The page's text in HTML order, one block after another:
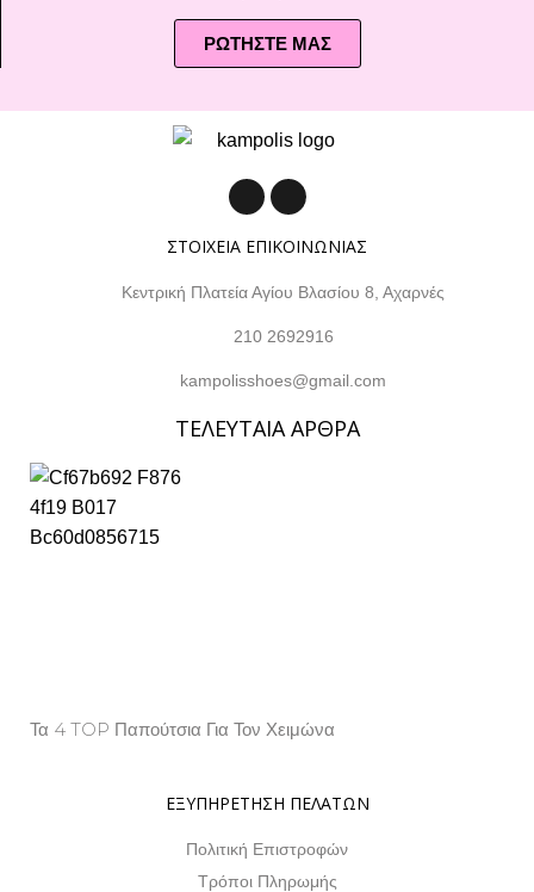
ΡΩΤΗΣΤΕ ΜΑΣ
ΣΤΟΙΧΕΙΑ ΕΠΙΚΟΙΝΩΝΙΑΣ
Κεντρική Πλατεία Αγίου Βλασίου 8, Αχαρνές
210 2692916
kampolisshoes@gmail.com
ΤΕΛΕΥΤΑΙΑ ΑΡΘΡΑ
Τα 4 TOP Παπούτσια Για Τον Χειμώνα
ΕΞΥΠΗΡΕΤΗΣΗ ΠΕΛΑΤΩΝ
Πολιτική Επιστροφών
Τρόποι Πληρωμής